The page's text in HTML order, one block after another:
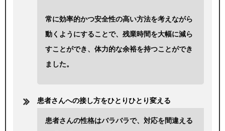
常に効率的かつ安全性の高い方法を考えながら
動くようにすることで、残業時間を大幅に減ら
すことができ、体力的な余裕を持つことができ
ました。
患者さんへの接し方をひとりひとり変える
患者さんの性格はバラバラで、対応を間違える